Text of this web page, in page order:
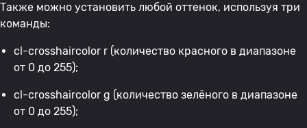
Также можно установить любой оттенок, используя три
команды:
cl-crosshaircolor r (количество красного в диапазоне
от 0 до 255);
cl-crosshaircolor g (количество зелёного в диапазоне
от 0 до 255);